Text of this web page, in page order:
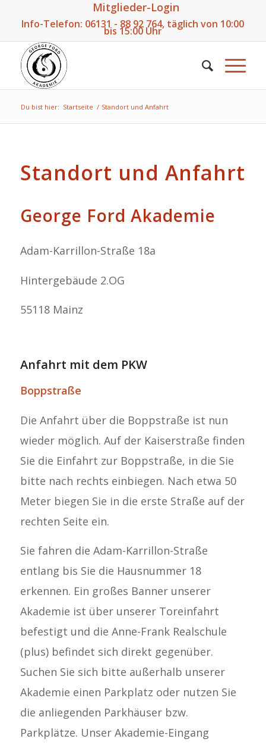
Mitglieder-Login
Info-Telefon: 06131 - 88 92 764, täglich von 10:00
bis 15:00 Uhr
Du bist hier: Startseite / Standort und Anfahrt
Standort und Anfahrt
George Ford Akademie
Adam-Karrillon-Straße 18a
Hintergebäude 2.OG
55118 Mainz
Anfahrt mit dem PKW
Boppstraße
Die Anfahrt über die Boppstraße ist nun
wieder möglich. Auf der Kaiserstraße finden
Sie die Einfahrt zur Boppstraße, in die Sie
bitte nach rechts einbiegen. Nach etwa 50
Meter biegen Sie in die erste Straße auf der
rechten Seite ein.
Sie fahren die Adam-Karrillon-Straße
entlang bis Sie die Hausnummer 18
erkennen. Ein großes Banner unserer
Akademie ist über unserer Toreinfahrt
befestigt und die Anne-Frank Realschule
(plus) befindet sich direkt gegenüber.
Suchen Sie sich bitte außerhalb unserer
Akademie einen Parkplatz oder nutzen Sie
die anliegenden Parkhäuser bzw.
Parkplätze. Unser Akademie-Eingang